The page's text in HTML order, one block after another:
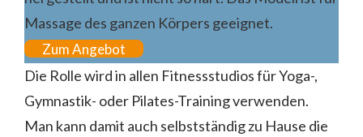
Massage des ganzen Körpers geeignet.
Zum Angebot
Die Rolle wird in allen Fitnessstudios für Yoga-,
Gymnastik- oder Pilates-Training verwenden.
Man kann damit auch selbstständig zu Hause die